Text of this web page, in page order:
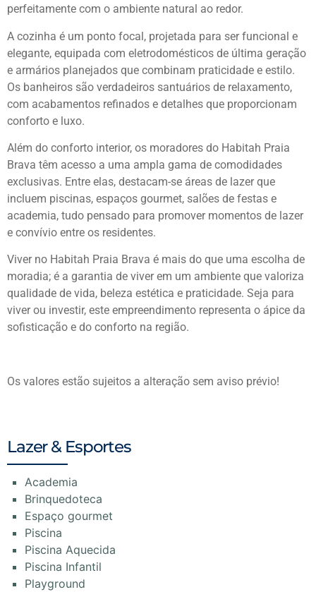
perfeitamente com o ambiente natural ao redor.
A cozinha é um ponto focal, projetada para ser funcional e
elegante, equipada com eletrodomésticos de última geração
e armários planejados que combinam praticidade e estilo.
Os banheiros são verdadeiros santuários de relaxamento,
com acabamentos refinados e detalhes que proporcionam
conforto e luxo.
Além do conforto interior, os moradores do Habitah Praia
Brava têm acesso a uma ampla gama de comodidades
exclusivas. Entre elas, destacam-se áreas de lazer que
incluem piscinas, espaços gourmet, salões de festas e
academia, tudo pensado para promover momentos de lazer
e convívio entre os residentes.
Viver no Habitah Praia Brava é mais do que uma escolha de
moradia; é a garantia de viver em um ambiente que valoriza
qualidade de vida, beleza estética e praticidade. Seja para
viver ou investir, este empreendimento representa o ápice da
sofisticação e do conforto na região.
Os valores estão sujeitos a alteração sem aviso prévio!
Lazer & Esportes
Academia
Brinquedoteca
Espaço gourmet
Piscina
Piscina Aquecida
Piscina Infantil
Playground